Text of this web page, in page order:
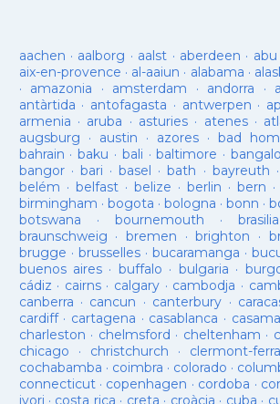
aachen · aalborg · aalst · aberdeen ·
aix-en-provence · al-aaiun · alabama ·
· amazonia · amsterdam · andorra ·
antàrtida · antofagasta · antwerpen ·
armenia · aruba · asturies· atenes·
augsburg · austin · azores·bad
bahrain ·baku · bali ·baltimore ·
bangor· bari ·basel ·bath · bayreuth
belém · belfast· belize · berlin ·bern
birmingham · bogota · bologna ·bonn ·
botswana · bournemouth ·brasilia
braunschweig · bremen ·brighton ·
brugge · brusselles· bucaramanga ·
buenos aires· buffalo · bulgaria ·
cádiz · cairns· calgary · cambodja ·
canberra · cancun · canterbury ·
cardiff· cartagena · casablanca ·
charleston · chelmsford · cheltenham ·
chicago · christchurch · clermont-
cochabamba · coimbra · colorado ·
connecticut· copenhagen · cordoba ·
ivori · costa rica · creta · croàcia · cuba ·